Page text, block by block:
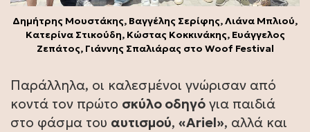
Δημήτρης Μουστάκης, Βαγγέλης Σερίφης, Λιάνα Μπλιού,
Κατερίνα Στικούδη, Κώστας Κοκκινάκης, Ευάγγελος
Ζεπάτος, Γιάννης Σπαλιάρας στο Woof Festival
Παράλληλα, οι καλεσμένοι γνώρισαν από
κοντά τον πρώτο σκύλο οδηγό για παιδιά
στο φάσμα του αυτισμού, «Ariel», αλλά και